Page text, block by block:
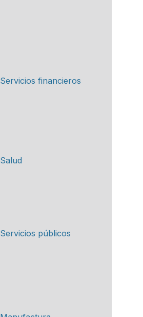
Servicios financieros
Salud
Servicios públicos